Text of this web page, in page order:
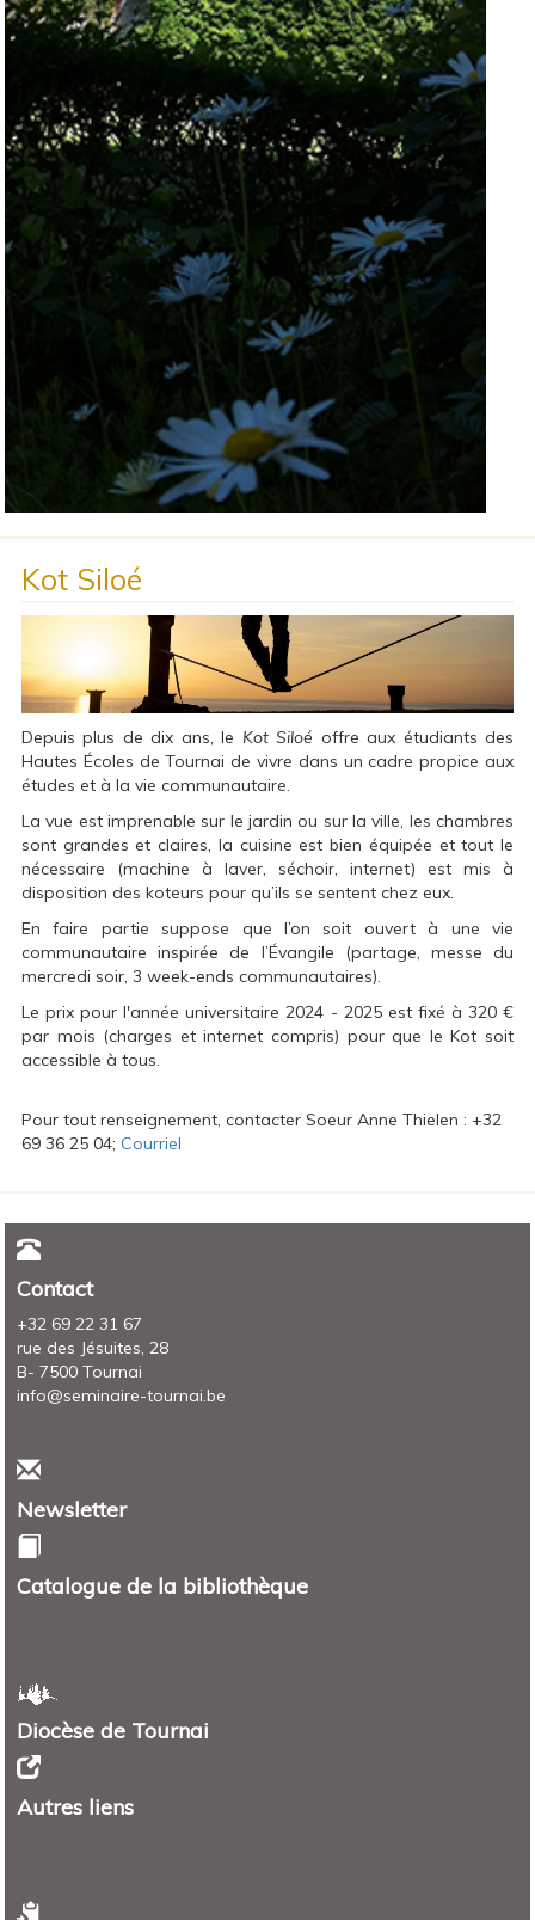
Kot Siloé
Depuis plus de dix ans, le Kot Siloé offre aux étudiants des
Hautes Écoles de Tournai de vivre dans un cadre propice aux
études et à la vie communautaire.
La vue est imprenable sur le jardin ou sur la ville, les chambres
sont grandes et claires, la cuisine est bien équipée et tout le
nécessaire (machine à laver, séchoir, internet) est mis à
disposition des koteurs pour qu’ils se sentent chez eux.
En faire partie suppose que l’on soit ouvert à une vie
communautaire inspirée de l’Évangile (partage, messe du
mercredi soir, 3 week-ends communautaires).
Le prix pour l'année universitaire 2024 - 2025 est fixé à 320 €
par mois (charges et internet compris) pour que le Kot soit
accessible à tous.
Pour tout renseignement, contacter Soeur Anne Thielen : +32
69 36 25 04; Courriel
Contact
+32 69 22 31 67
rue des Jésuites, 28
B- 7500 Tournai
info@seminaire-tournai.be
Newsletter
Catalogue de la bibliothèque
Diocèse de Tournai
Autres liens